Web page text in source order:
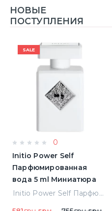
НОВЫЕ
ПОСТУПЛЕНИЯ
SALE
0
Initio Power Self
Парфюмированная
вода 5 ml Миниатюра
Initio Power Self Парфюмированная вода 5 ml Миниатюра